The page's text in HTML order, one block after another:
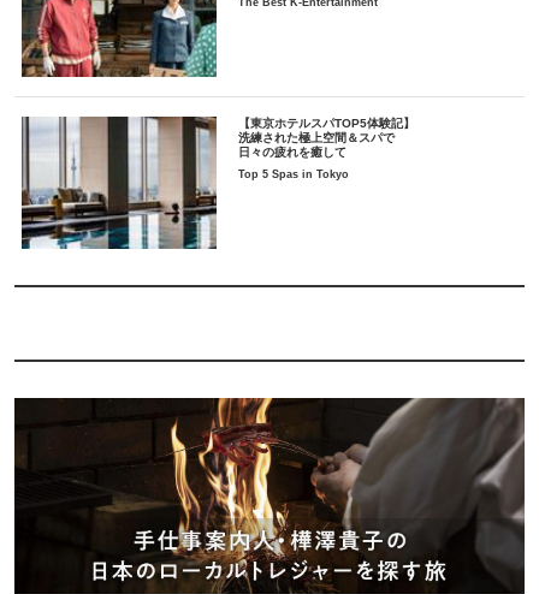
【東京ホテルスパTOP5体験記】
洗練された極上空間＆スパで
日々の疲れを癒して
Top 5 Spas in Tokyo